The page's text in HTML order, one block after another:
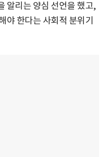
알리는 양심 선언을 했고,
야 한다는 사회적 분위기